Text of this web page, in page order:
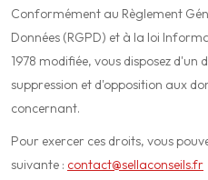
Conformément au Règlement
Données (RGPD) et à la loi
1978 modifiée, vous disposez
suppression et d'opposition aux
concernant.
Pour exercer ces droits, vous
suivante : contact@sellaconseils.fr